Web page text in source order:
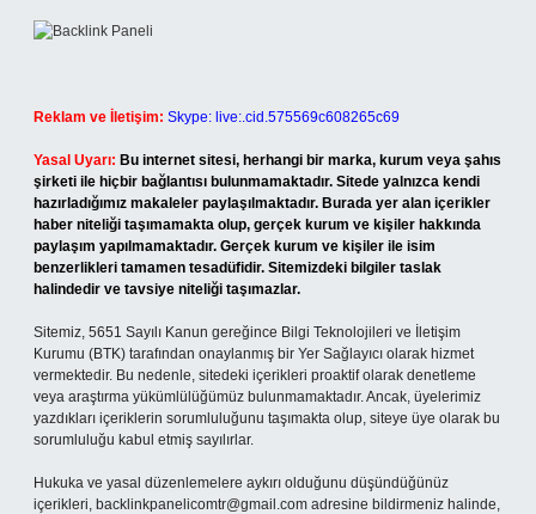
Reklam ve İletişim: Skype: live:.cid.575569c608265c69
Yasal Uyarı: Bu internet sitesi, herhangi bir marka, kurum veya şahıs
şirketi ile hiçbir bağlantısı bulunmamaktadır. Sitede yalnızca kendi
hazırladığımız makaleler paylaşılmaktadır. Burada yer alan içerikler
haber niteliği taşımamakta olup, gerçek kurum ve kişiler hakkında
paylaşım yapılmamaktadır. Gerçek kurum ve kişiler ile isim
benzerlikleri tamamen tesadüfidir. Sitemizdeki bilgiler taslak
halindedir ve tavsiye niteliği taşımazlar.
Sitemiz, 5651 Sayılı Kanun gereğince Bilgi Teknolojileri ve İletişim
Kurumu (BTK) tarafından onaylanmış bir Yer Sağlayıcı olarak hizmet
vermektedir. Bu nedenle, sitedeki içerikleri proaktif olarak denetleme
veya araştırma yükümlülüğümüz bulunmamaktadır. Ancak, üyelerimiz
yazdıkları içeriklerin sorumluluğunu taşımakta olup, siteye üye olarak bu
sorumluluğu kabul etmiş sayılırlar.
Hukuka ve yasal düzenlemelere aykırı olduğunu düşündüğünüz
içerikleri, backlinkpanelicomtr@gmail.com adresine bildirmeniz halinde,